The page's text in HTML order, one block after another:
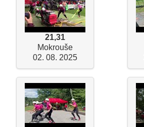
21,31
Mokrouše
02. 08. 2025